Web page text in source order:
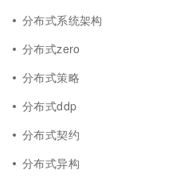
分布式系统架构
分布式zero
分布式策略
分布式ddp
分布式契约
分布式异构